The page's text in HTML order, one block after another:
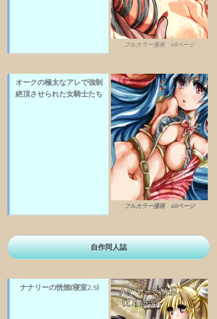
フルカラー漫画 46ページ
オークの極太なアレで強制
絶頂させられた女騎士たち
フルカラー漫画 40ページ
自作同人誌
ナナリーの恍惚(寝室2.5)